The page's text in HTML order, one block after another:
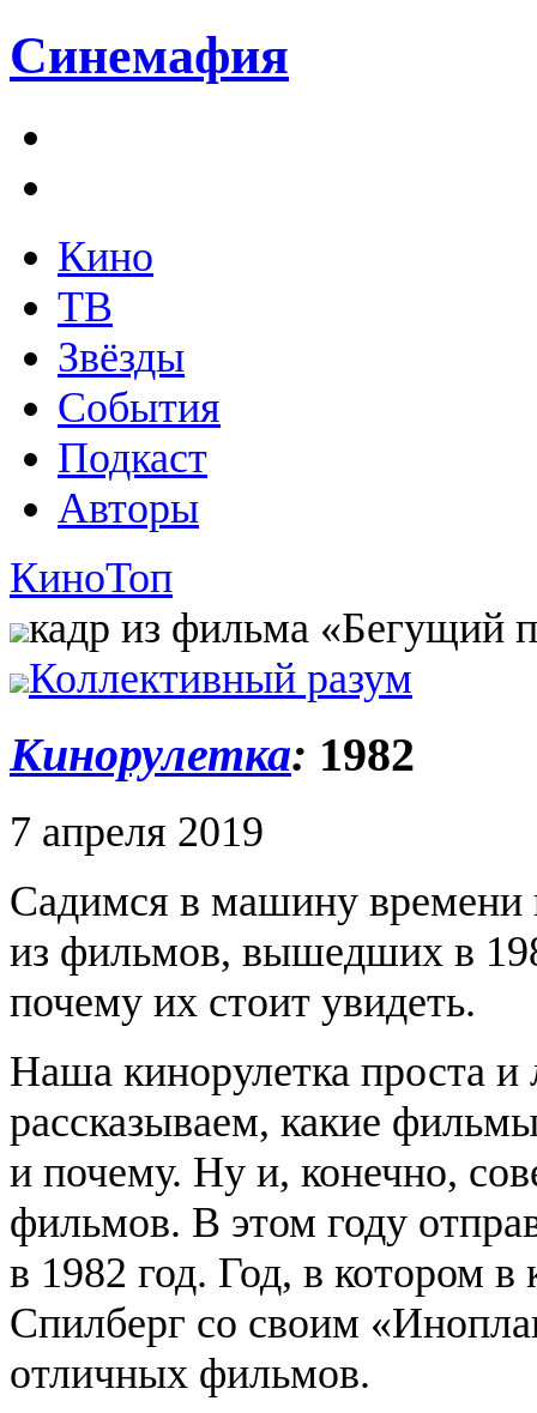
Синемафия
Кино
ТВ
Звёзды
События
Подкаст
Авторы
КиноТоп
кадр из фильма «Бегущий
Коллективный разум
Кинорулетка: 1982
7 апреля 2019
Садимся в машину времени
из фильмов, вышедших в
почему их стоит увидеть.
Наша кинорулетка проста
рассказываем, какие
и почему. Ну и, конечно,
фильмов. В этом году
в 1982 год. Год, в котором в
Спилберг со своим
отличных фильмов.